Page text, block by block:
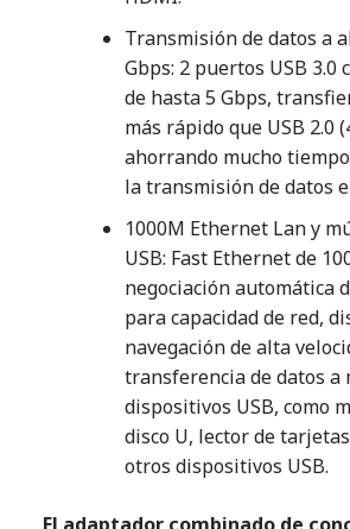
Transmisión de datos a
Gbps: 2 puertos USB 3.0
de hasta 5 Gbps,
más rápido que USB 2.0
ahorrando mucho
la transmisión de datos
1000M Ethernet Lan y
USB: Fast Ethernet de
negociación automática
para capacidad de red,
navegación de alta
transferencia de datos a
dispositivos USB, como
disco U, lector de
otros dispositivos USB.